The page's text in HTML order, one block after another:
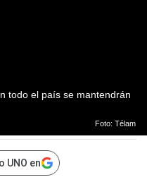
todo el país se mantendrán
Foto: Télam
UNO en